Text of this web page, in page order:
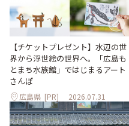
【チケットプレゼント】水辺の世
界から浮世絵の世界へ。「広島も
とまち水族館」ではじまるアート
さんぽ
広島県 [PR] 2026.07.31